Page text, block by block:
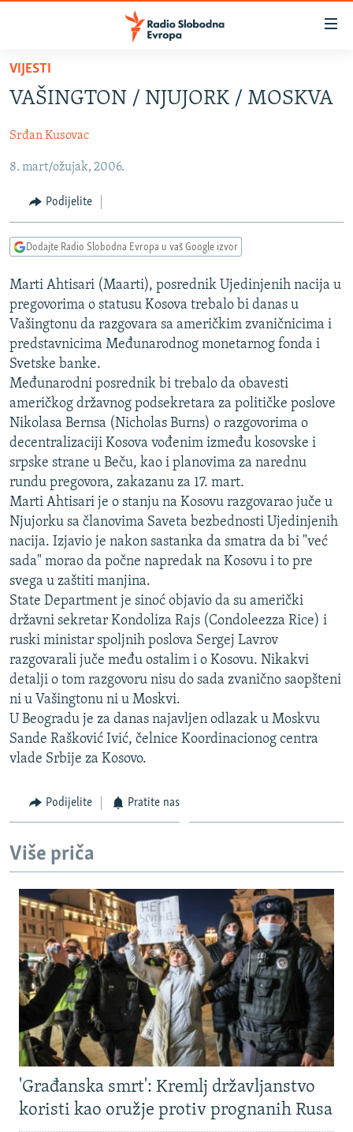
Pređite
glavni
Pređite
na
navigaciju
Pređite
na
pretragu
VIJESTI
SRBIJA
KOSOVO
CRNA GORA
VIZUELNO
VIDEO
FOTOGALERIJE
INFOGRAFIKE
PODCASTI
RAT U UKRAJINI
KINA NA BALKANU
RSE PRIČE IZ SVIJETA
ISPRIČAJ MI
DNEVNO@RSE
SPECIJALI RSE
VIŠE OD NASLOVA
GENOCID U SREBRENICI
POPLAVE I KLIZIŠTA U BIH 2024.
TV LIBERTY
POST SCRIPTUM
MOJA EVROPA
TRI DECENIJE OD RATA U BIH
SVE KARTE DEJTONA
NASTANAK I RASPAD JUGOSLAVIJE
PRATITE NAS
Sve RFE/RL stranice
VIJESTI
VAŠINGTON / NJUJORK / MOSKVA
Srđan Kusovac
8. mart/ožujak, 2006.
Podijelite
Dodajte Radio Slobodna Evropa u vaš Google izvor
Marti Ahtisari (Maarti), posrednik Ujedinjenih nacija u
pregovorima o statusu Kosova trebalo bi danas u
Vašingtonu da razgovara sa američkim zvaničnicima i
predstavnicima Međunarodnog monetarnog fonda i
Svetske banke.
Međunarodni posrednik bi trebalo da obavesti
američkog državnog podsekretara za političke poslove
Nikolasa Bernsa (Nicholas Burns) o razgovorima o
decentralizaciji Kosova vođenim između kosovske i
srpske strane u Beču, kao i planovima za narednu
rundu pregovora, zakazanu za 17. mart.
Marti Ahtisari je o stanju na Kosovu razgovarao juče u
Njujorku sa članovima Saveta bezbednosti Ujedinjenih
nacija. Izjavio je nakon sastanka da smatra da bi "već
sada" morao da počne napredak na Kosovu i to pre
svega u zaštiti manjina.
State Department je sinoć objavio da su američki
državni sekretar Kondoliza Rajs (Condoleezza Rice) i
ruski ministar spoljnih poslova Sergej Lavrov
razgovarali juče među ostalim i o Kosovu. Nikakvi
detalji o tom razgovoru nisu do sada zvanično saopšteni
ni u Vašingtonu ni u Moskvi.
U Beogradu je za danas najavljen odlazak u Moskvu
Sande Rašković Ivić, čelnice Koordinacionog centra
vlade Srbije za Kosovo.
Podijelite Pratite nas
Više priča
'Građanska smrt': Kremlj državljanstvo
koristi kao oružje protiv prognanih Rusa